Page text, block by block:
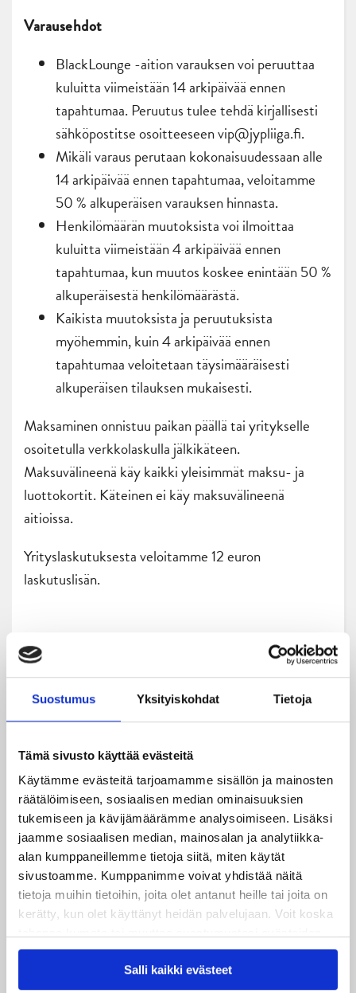
Suostumus Yksityiskohdat Tietoja
Tämä sivusto käyttää evästeitä
Käytämme evästeitä tarjoamamme sisällön ja mainosten
räätälöimiseen, sosiaalisen median ominaisuuksien
tukemiseen ja kävijämäärämme analysoimiseen. Lisäksi
jaamme sosiaalisen median, mainosalan ja analytiikka-
alan kumppaneillemme tietoja siitä, miten käytät
sivustoamme. Kumppanimme voivat yhdistää näitä
tietoja muihin tietoihin, joita olet antanut heille tai joita on
kerätty, kun olet käyttänyt heidän palvelujaan. Voit koska
käytöstäEvästeet-sivultamme.
Salli kaikki evästeet
Varausehdot
BlackLounge -aition varauksen voi peruuttaa
kuluitta viimeistään 14 arkipäivää ennen
tapahtumaa. Peruutus tulee tehdä kirjallisesti
sähköpostitse osoitteeseen vip@jypliiga.fi.
Mikäli varaus perutaan kokonaisuudessaan alle
14 arkipäivää ennen tapahtumaa, veloitamme
50 % alkuperäisen varauksen hinnasta.
Henkilömäärän muutoksista voi ilmoittaa
kuluitta viimeistään 4 arkipäivää ennen
tapahtumaa, kun muutos koskee enintään 50 %
alkuperäisestä henkilömäärästä.
Kaikista muutoksista ja peruutuksista
myöhemmin, kuin 4 arkipäivää ennen
tapahtumaa veloitetaan täysimääräisesti
alkuperäisen tilauksen mukaisesti.
Maksaminen onnistuu paikan päällä tai yritykselle
osoitetulla verkkolaskulla jälkikäteen.
Maksuvälineenä käy kaikki yleisimmät maksu- ja
luottokortit. Käteinen ei käy maksuvälineenä
aitioissa.
Yrityslaskutuksesta veloitamme 12 euron
laskutuslisän.
JYPin myyntipalvelu
Puistokatu 21
40200 Jyväskylä
Avoinna arkisin 9 – 16
Puh 0207 931 000
vip@jypliiga.fi